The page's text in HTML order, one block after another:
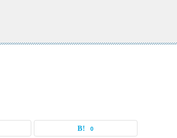
0